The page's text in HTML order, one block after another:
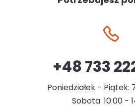
+48 733
Poniedziałek - Piątek:
Sobota: 10:00 -